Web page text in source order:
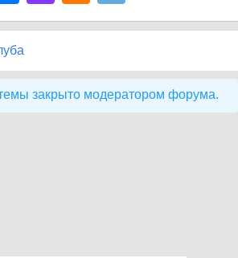
закрыто модератором форума.